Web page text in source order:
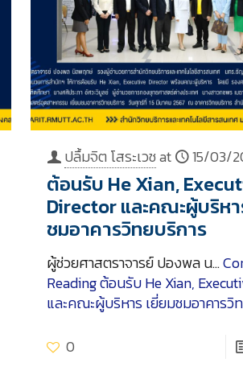
ปลื้มจิต โสระเวชat 15/03/
ต้อนรับ He Xian,
Director และคณะผู้บริหา
ชมอาคารวิทยบริการ
ผู้ช่วยศาสตราจารย์ ปองพล น…
Readingต้อนรับ He Xian,
และคณะผู้บริหาร เยี่ยมชมอาคารวิ
0